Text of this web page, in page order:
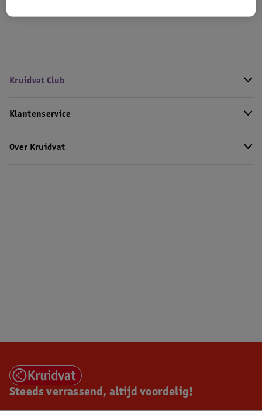
Kruidvat Club
Klantenservice
Over Kruidvat
Steeds verrassend, altijd voordelig!